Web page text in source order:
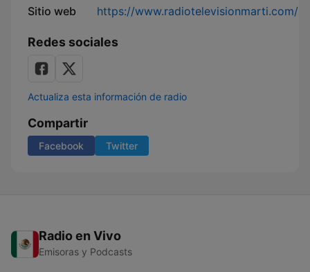
Sitio web https://www.radiotelevisionmarti.com/
Redes sociales
Actualiza esta información de radio
Compartir
Facebook Twitter
Radio en Vivo
Emisoras y Podcasts